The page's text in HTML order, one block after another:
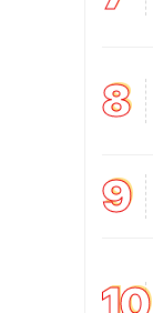
8
9